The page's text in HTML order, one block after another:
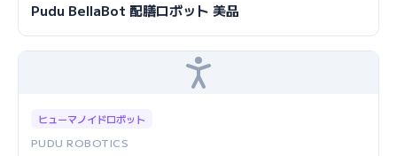
Pudu BellaBot 配膳ロボット 美品
ヒューマノイドロボット
PUDU ROBOTICS